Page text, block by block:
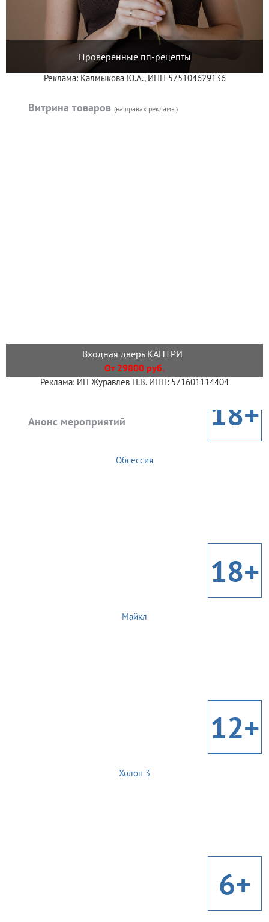
Проверенные пп-рецепты
Реклама: Калмыкова Ю.А., ИНН 575104629136
Витрина товаров (на правах рекламы)
Входная дверь КАНТРИ
От 29800 руб.
Реклама: ИП Журавлев П.В. ИНН: 571601114404
Анонс мероприятий 18+
Обсессия
18+
Майкл
12+
Холоп 3
6+